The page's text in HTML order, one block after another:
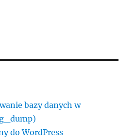
bazy danych w
do WordPress